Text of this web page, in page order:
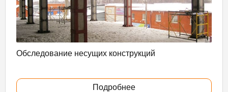
Обследование несущих конструкций
Подробнее